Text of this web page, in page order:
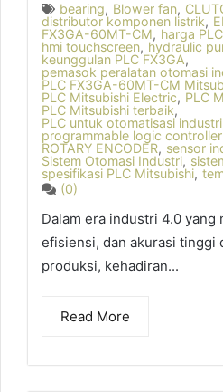
bearing, Blower fan,
distributor komponen listrik,
FX3GA-60MT-CM, harga
hmi touchscreen, hydraulic
keunggulan PLC FX3GA,
pemasok peralatan otomasi
PLC FX3GA-60MT-CM
PLC Mitsubishi Electric, PLC
PLC Mitsubishi terbaik,
PLC untuk otomatisasi industri
programmable logic
ROTARY ENCODER, sensor
Sistem Otomasi Industri,
spesifikasi PLC Mitsubishi,
(0)
Dalam era industri 4.0 yang
efisiensi, dan akurasi tinggi
produksi, kehadiran...
Read More